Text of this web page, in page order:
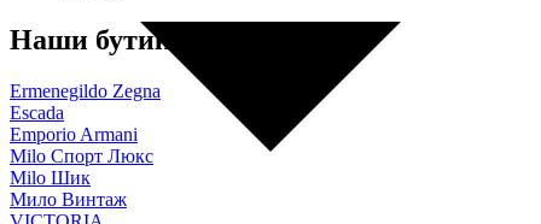
Наши бутики
Ermenegildo Zegna
Escada
Emporio Armani
Milo Спорт Люкс
Milo Шик
Мило Винтаж